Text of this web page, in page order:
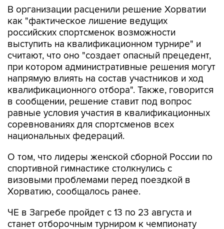
российских спортсменок возможности
выступить на квалификационном турнире" и
считают, что оно "создает опасный прецедент,
при котором административные решения могут
напрямую влиять на состав участников и ход
квалификационного отбора". Также, говорится
в сообщении, решение ставит под вопрос
равные условия участия в квалификационных
соревнованиях для спортсменов всех
национальных федераций.
О том, что лидеры женской сборной России по
визовыми проблемами перед поездкой в
Хорватию, сообщалось ранее.
ЧЕ в Загребе пройдет с 13 по 23 августа и
мира, где, в свою очередь, будут разыграны
первые командные квоты на Олимпийские